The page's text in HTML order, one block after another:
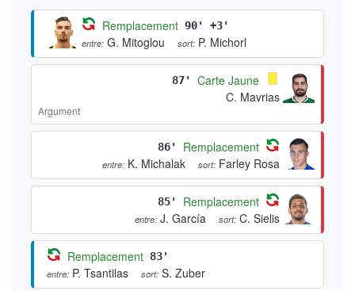
Remplacement 90' +3'
entre: G. Mitoglou sort: P. Michorl
87'
Carte Jaune
C. Mavrias
Argument
86' Remplacement
entre: K. Michalak sort: Farley Rosa
85' Remplacement
entre: J. García sort: C. Sielis
Remplacement 83'
entre: P. Tsantilas sort: S. Zuber